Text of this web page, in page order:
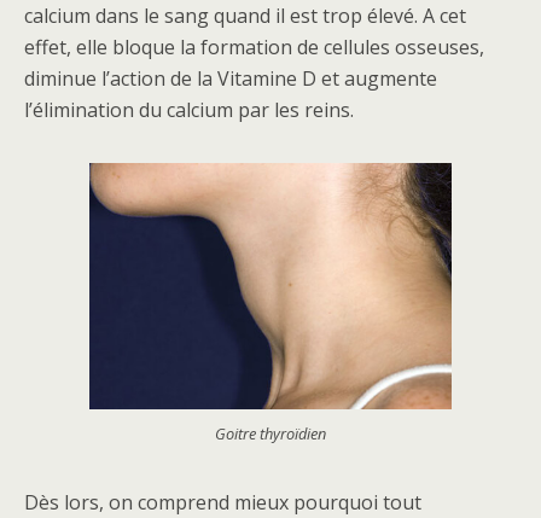
calcium dans le sang quand il est trop élevé. A cet
effet, elle bloque la formation de cellules osseuses,
diminue l’action de la Vitamine D et augmente
l’élimination du calcium par les reins.
Goitre thyroïdien
Dès lors, on comprend mieux pourquoi tout